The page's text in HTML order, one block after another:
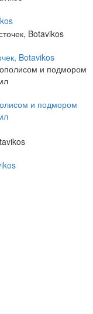
Botavikos
и подмором